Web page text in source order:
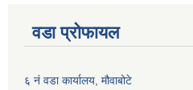
वडा प्रोफायल
६ नं वडा कार्यालय, मौवाबोटे